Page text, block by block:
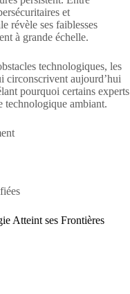
et
révèle ses faiblesses
à grande échelle.
technologiques, les
circonscrivent aujourd’hui
pourquoi certains experts
technologique ambiant.
Atteint ses Frontières